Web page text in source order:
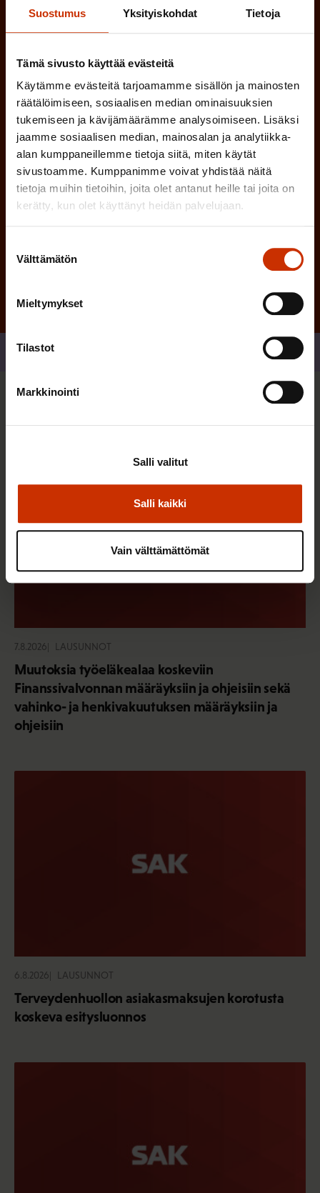
Suostumus Yksityiskohdat Tietoja
Tämä sivusto käyttää evästeitä
Käytämme evästeitä tarjoamamme sisällön ja mainosten
räätälöimiseen, sosiaalisen median ominaisuuksien
tukemiseen ja kävijämäärämme analysoimiseen. Lisäksi
jaamme sosiaalisen median, mainosalan ja analytiikka-
alan kumppaneillemme tietoja siitä, miten käytät
sivustoamme. Kumppanimme voivat yhdistää näitä
tietoja muihin tietoihin, joita olet antanut heille tai joita on
kerätty, kun olet käyttänyt heidän palvelujaan.
valinta
Välttämätön
Mieltymykset
Tilastot
Markkinointi
Salli kaikki
Salli valitut
Vain välttämättömät
n
n
)
7.8.2026 LAUSUNNOT
Muutoksia työeläkealaa koskeviin
Finanssivalvonnan määräyksiin ja ohjeisiin sekä
vahinko- ja henkivakuutuksen määräyksiin ja
ohjeisiin
6.8.2026 LAUSUNNOT
Terveydenhuollon asiakasmaksujen korotusta
koskeva esitysluonnos